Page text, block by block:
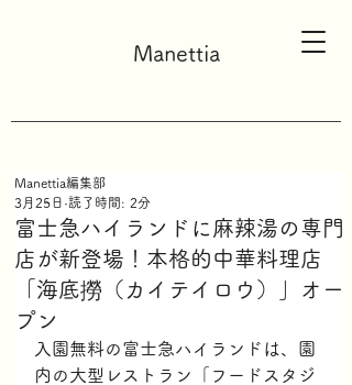
Manettia
富士急ハイランドに麻辣湯の専門
店が新登場！本格的中華料理店
「海底撈（カイテイロウ）」オー
プン
Manettia編集部
3月25日 読了時間: 2分
入園無料の富士急ハイランドは、園
内の大型レストラン「フードスタジ